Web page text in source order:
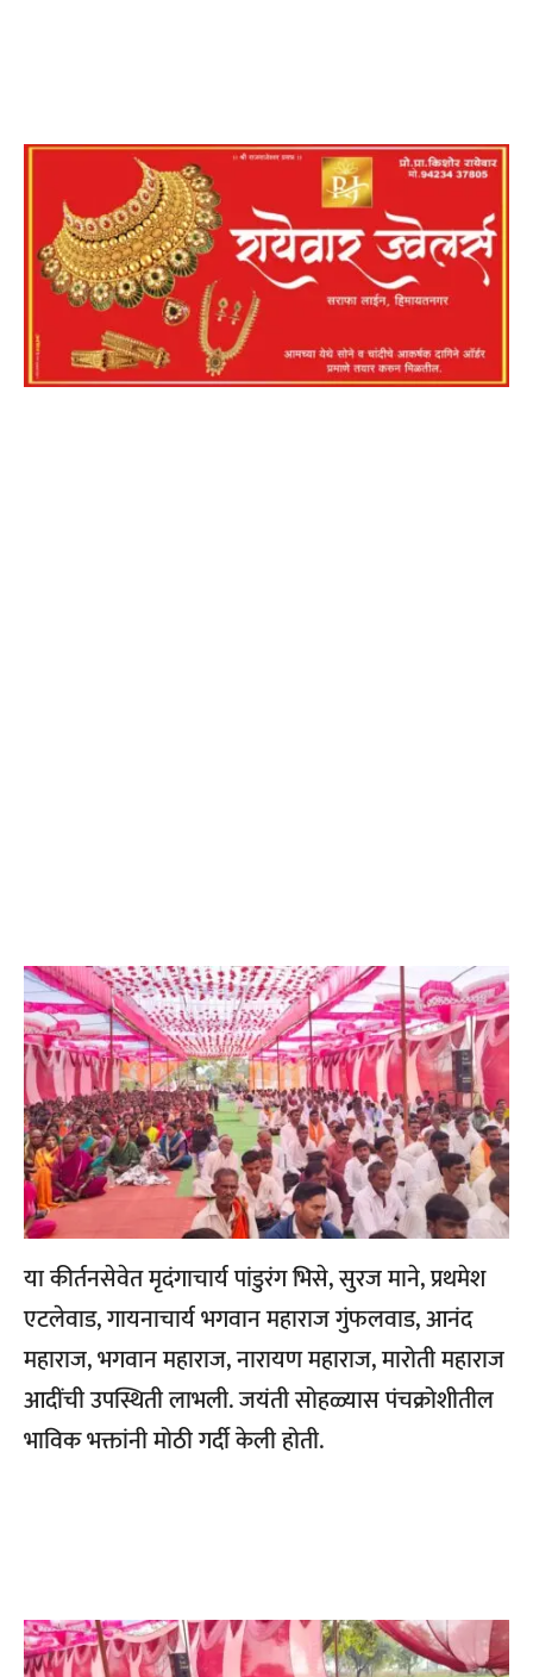
या कीर्तनसेवेत मृदंगाचार्य पांडुरंग भिसे, सुरज माने, प्रथमेश
एटलेवाड, गायनाचार्य भगवान महाराज गुंफलवाड, आनंद
महाराज, भगवान महाराज, नारायण महाराज, मारोती महाराज
आदींची उपस्थिती लाभली. जयंती सोहळ्यास पंचक्रोशीतील
भाविक भक्तांनी मोठी गर्दी केली होती.